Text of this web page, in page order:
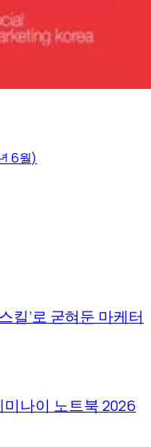
6월)
킬’로 굳혀둔 마케터
나이 노트북 2026